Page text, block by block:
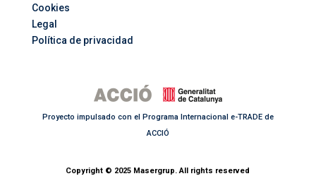
Cookies
Legal
Política de privacidad
Proyecto impulsado con el Programa Internacional e-TRADE de
ACCIÓ
Copyright © 2025 Masergrup. All rights reserved